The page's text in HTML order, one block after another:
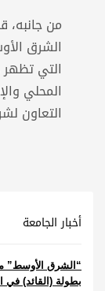
من جانبه،
الشرق
التي تظهر
المحلي
التعاون
أخبار الجامعة
“الشرق الأوسط”
بطولة (القائد) في